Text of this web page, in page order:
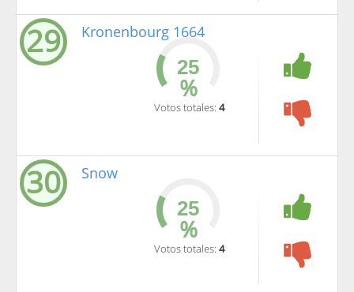
29 Kronenbourg 1664
%
Votos totales: 4
30 Snow
%
Votos totales: 4